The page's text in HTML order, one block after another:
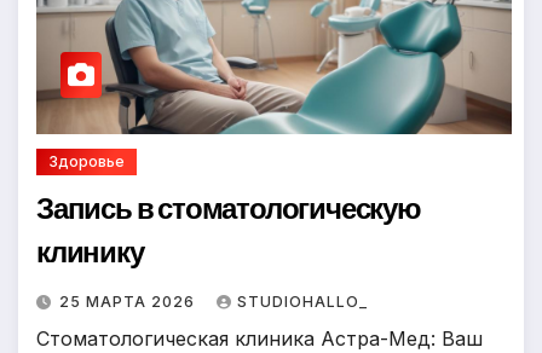
Здоровье
Запись в стоматологическую
клинику
25 МАРТА 2026 STUDIOHALLO_
Стоматологическая клиника Астра-Мед: Ваш